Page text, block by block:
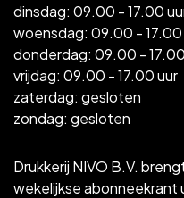
Drukkerij NIVO B.V.
wekelijkse abonneekrant
dinsdag: 09.00 - 17.00
woensdag: 09.00 - 17.00
donderdag: 09.00 -
vrijdag: 09.00 - 17.00 uur
zaterdag: gesloten
zondag: gesloten